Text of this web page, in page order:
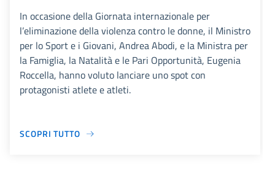
In occasione della Giornata internazionale per
l’eliminazione della violenza contro le donne, il Ministro
per lo Sport e i Giovani, Andrea Abodi, e la Ministra per
la Famiglia, la Natalità e le Pari Opportunità, Eugenia
Roccella, hanno voluto lanciare uno spot con
protagonisti atlete e atleti.
SCOPRI TUTTO